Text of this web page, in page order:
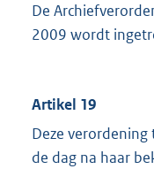
De
2009 wordt
Artikel 19
Deze
de dag na haar